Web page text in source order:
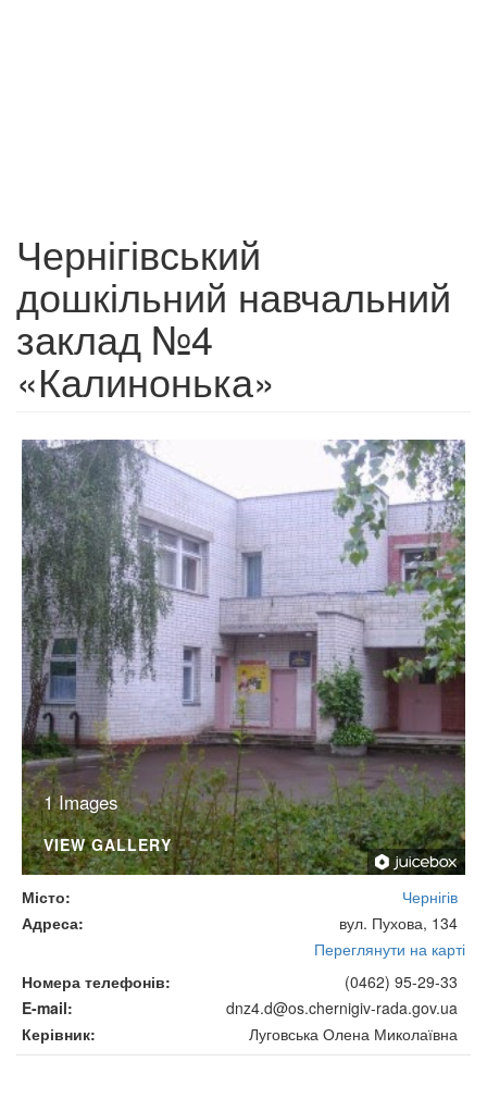
Чернігівський
дошкільний навчальний
заклад №4
«Калинонька»
1 Images
VIEW GALLERY
Місто
Чернігів
Адреса
вул. Пухова, 134
Переглянути на карті
Номера телефонів
(0462) 95-29-33
E-mail
dnz4.d@os.chernigiv-rada.gov.ua
Керівник
Луговська Олена Миколаївна